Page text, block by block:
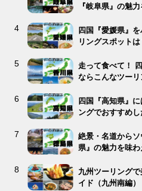
『岐阜県』の魅
四国『愛媛県』
リングスポット
走って食べて！
ならこんなツー
四国『高知県』
ングでおすすめ
絶景・名道から
県』の魅力を味
九州ツーリング
イド（九州南編）